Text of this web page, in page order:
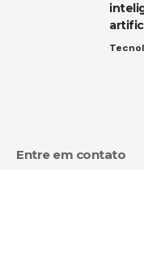
Entre em contato